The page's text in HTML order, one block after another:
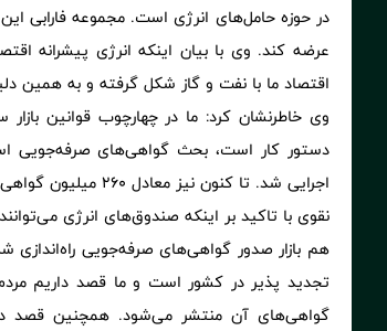
در حوزه حامل‌های انرژی است. مجموعه فارابی
عرضه کند. وی با بیان اینکه انرژی پیشرانه
اقتصاد ما با نفت و گاز شکل گرفته و به
وی خاطرنشان کرد: ما در چهارچوب قوانین
دستور کار است، بحث گواهی‌های صرفه‌جویی
اجرایی شد. تا کنون نیز معادل 260 میلیون گواهی صرفه جویی گاز پذیرش شده است.
نقوی با تاکید بر اینکه صندوق‌های انرژی
تجدید پذیر در کشور است و ما قصد داریم
گواهی‌های آن منتشر می‌شود. همچنین قصد